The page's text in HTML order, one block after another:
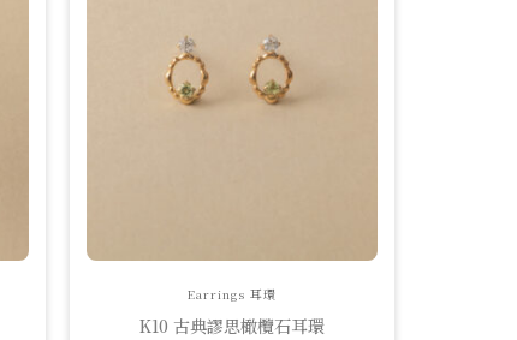
Earrings 耳環
K10 古典謬思橄欖石耳環